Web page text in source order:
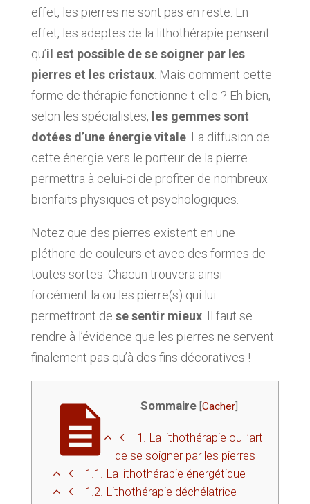
effet, les pierres ne sont pas en reste. En
effet, les adeptes de la lithothérapie pensent
qu’il est possible de se soigner par les
pierres et les cristaux. Mais comment cette
forme de thérapie fonctionne-t-elle ? Eh bien,
selon les spécialistes, les gemmes sont
dotées d’une énergie vitale. La diffusion de
cette énergie vers le porteur de la pierre
permettra à celui-ci de profiter de nombreux
bienfaits physiques et psychologiques.
Notez que des pierres existent en une
pléthore de couleurs et avec des formes de
toutes sortes. Chacun trouvera ainsi
forcément la ou les pierre(s) qui lui
permettront de se sentir mieux. Il faut se
rendre à l’évidence que les pierres ne servent
finalement pas qu’à des fins décoratives !
Sommaire [Cacher]
1. La lithothérapie ou l’art
de se soigner par les pierres
1.1. La lithothérapie énergétique
1.2. Lithothérapie déchélatrice